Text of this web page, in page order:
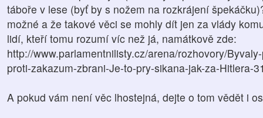
táboře v lese (byť by s nožem na rozkrájení
možné a že takové věci se mohly dít jen za vlády
lidí, kteří tomu rozumí víc než já, namátkově zde:
http://www.parlamentnilisty.cz/arena/rozhovory/
proti-zakazum-zbrani-Je-to-pry-sikana-jak-za-Hitlera-
A pokud vám není věc lhostejná, dejte o tom vědět i